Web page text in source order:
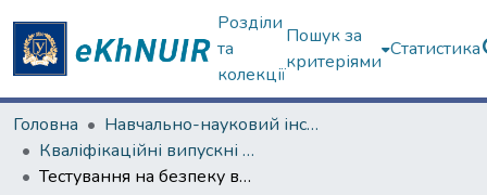
Розділи
та
колекції
Пошук за
критеріями
Статистика
Головна
Навчально-науковий інститут комп'ютерних наук та штучного інтелекту
Кваліфікаційні випускні роботи магістрів. Навчально-науковий інститут комп'ютерних наук та штучного інтелекту
Тестування на безпеку веб-сайтів, ідентифікація ризиків та застосування ефективних методів захисту